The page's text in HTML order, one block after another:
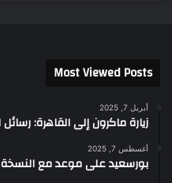
Most Viewed Posts
أبريل 7, 2025
زيارة ماكرون إلى القاهرة:
أغسطس 7, 2025
بورسعيد على موعد مع النسخة